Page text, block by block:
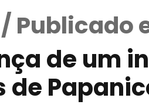
Publicado
de um
de